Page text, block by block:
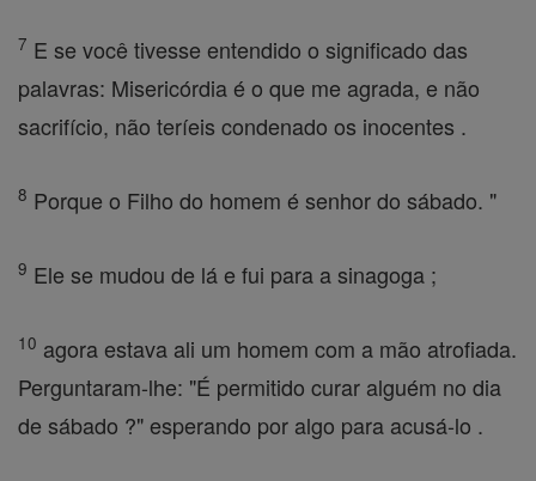
7 E se você tivesse entendido o significado das
palavras: Misericórdia é o que me agrada, e não
sacrifício, não teríeis condenado os inocentes .
8 Porque o Filho do homem é senhor do sábado. "
9 Ele se mudou de lá e fui para a sinagoga ;
10 agora estava ali um homem com a mão atrofiada.
Perguntaram-lhe: "É permitido curar alguém no dia
de sábado ?" esperando por algo para acusá-lo .